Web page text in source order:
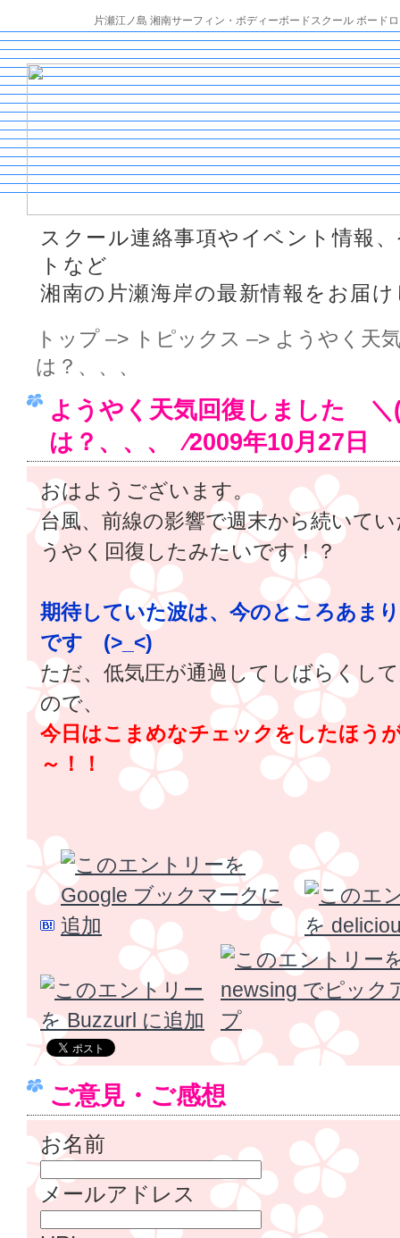
片瀬江ノ島 湘南サーフィン・ボディーボードスクール ボード
スクール連絡事項やイベント情報
トなど
湘南の片瀬海岸の最新情報をお届
トップ –> トピックス –> ようやく天
は？、、、
ようやく天気回復しました
は？、、、 ⁄2009年10月27日
おはようございます。
台風、前線の影響で週末から続いて
うやく回復したみたいです！？
期待していた波は、今のところあま
です (>_<)
ただ、低気圧が通過してしばらくし
ので、
今日はこまめなチェックをしたほう
～！！
ご意見・ご感想
お名前
メールアドレス